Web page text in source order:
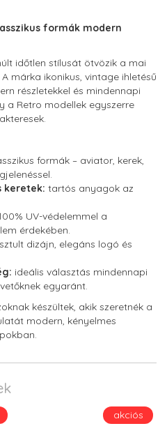
formák modern
időtlen stílusát ötvözik a mai
márka ikonikus, vintage ihletésű
részletekkel és mindennapi
a Retro modellek egyszerre
formák – aviator, kerek,
keretek: tartós anyagok az
UV-védelemmel a
érdekében.
dizájn, elegáns logó és
ideális választás mindennapi
egyaránt.
készültek, akik szeretnék a
modern, kényelmes
akciós